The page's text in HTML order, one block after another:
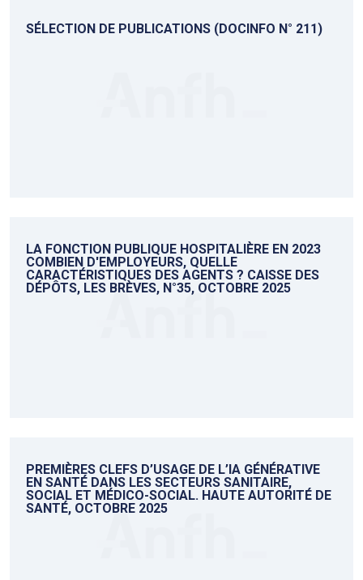
SÉLECTION DE PUBLICATIONS (DOCINFO N° 211)
LA FONCTION PUBLIQUE HOSPITALIÈRE EN 2023
COMBIEN D'EMPLOYEURS, QUELLE
CARACTÉRISTIQUES DES AGENTS ? CAISSE DES
DÉPÔTS, LES BRÈVES, N°35, OCTOBRE 2025
PREMIÈRES CLEFS D’USAGE DE L’IA GÉNÉRATIVE
EN SANTÉ DANS LES SECTEURS SANITAIRE,
SOCIAL ET MÉDICO-SOCIAL. HAUTE AUTORITÉ DE
SANTÉ, OCTOBRE 2025